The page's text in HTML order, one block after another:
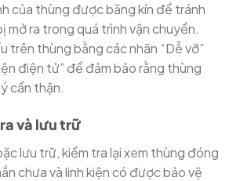
của thùng được băng kín để tránh
mở ra trong quá trình vận chuyển.
trên thùng bằng các nhãn “Dễ vỡ”
điện tử” để đảm bảo rằng thùng
cẩn thận.
và lưu trữ
lưu trữ, kiểm tra lại xem thùng đóng
chưa và linh kiện có được bảo vệ